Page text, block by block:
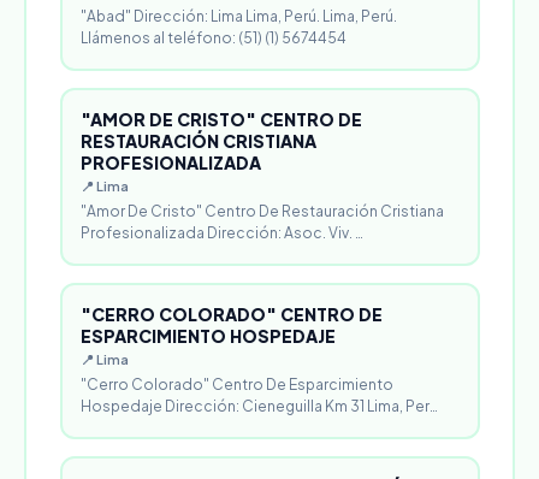
"Abad" Dirección: Lima Lima, Perú. Lima, Perú.
Llámenos al teléfono: (51) (1) 5674454
"AMOR DE CRISTO" CENTRO DE
RESTAURACIÓN CRISTIANA
PROFESIONALIZADA
📍 Lima
"Amor De Cristo" Centro De Restauración Cristiana
Profesionalizada Dirección: Asoc. Viv. …
"CERRO COLORADO" CENTRO DE
ESPARCIMIENTO HOSPEDAJE
📍 Lima
"Cerro Colorado" Centro De Esparcimiento
Hospedaje Dirección: Cieneguilla Km 31 Lima, Per…